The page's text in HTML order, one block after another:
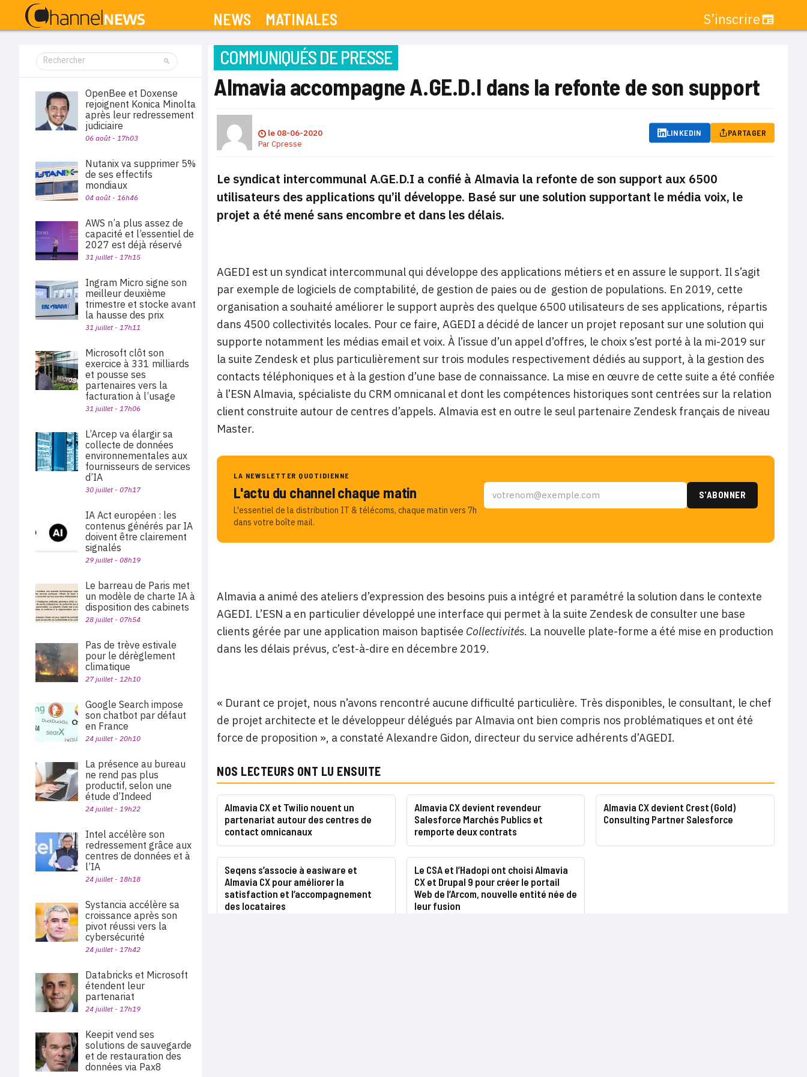
NEWS MATINALES S’inscrire
COMMUNIQUÉS DE PRESSE
Almavia accompagne A.GE.D.I dans la refonte de son support
le 08-06-2020
ParCpresse
LINKEDIN PARTAGER
Le syndicat intercommunal A.GE.D.I a confié à Almavia la refonte de son support aux 6500
utilisateurs des applications qu’il développe. Basé sur une solution supportant le média voix, le
projet a été mené sans encombre et dans les délais.
AGEDI est un syndicat intercommunal qui développe des applications métiers et en assure le support. Il s’agit
par exemple de logiciels de comptabilité, de gestion de paies ou de gestion de populations. En 2019, cette
organisation a souhaité améliorer le support auprès des quelque 6500 utilisateurs de ses applications, répartis
dans 4500 collectivités locales. Pour ce faire, AGEDI a décidé de lancer un projet reposant sur une solution qui
supporte notamment les médias email et voix. À l’issue d’un appel d’offres, le choix s’est porté à la mi-2019 sur
la suite Zendesk et plus particulièrement sur trois modules respectivement dédiés au support, à la gestion des
contacts téléphoniques et à la gestion d’une base de connaissance. La mise en œuvre de cette suite a été confiée
à l’ESN Almavia, spécialiste du CRM omnicanal et dont les compétences historiques sont centrées sur la relation
client construite autour de centres d’appels. Almavia est en outre le seul partenaire Zendesk français de niveau
Master.
LA NEWSLETTER QUOTIDIENNE
L'actu du channel chaque matin
L'essentiel de la distribution IT & télécoms, chaque matin vers 7h
dans votre boîte mail.
Almavia a animé des ateliers d’expression des besoins puis a intégré et paramétré la solution dans le contexte
AGEDI. L’ESN a en particulier développé une interface qui permet à la suite Zendesk de consulter une base
clients gérée par une application maison baptisée Collectivités. La nouvelle plate-forme a été mise en production
dans les délais prévus, c’est-à-dire en décembre 2019.
« Durant ce projet, nous n’avons rencontré aucune difficulté particulière. Très disponibles, le consultant, le chef
de projet architecte et le développeur délégués par Almavia ont bien compris nos problématiques et ont été
force de proposition », a constaté Alexandre Gidon, directeur du service adhérents d’AGEDI.
NOS LECTEURS ONT LU ENSUITE
Almavia CX et Twilio nouent un
partenariat autour des centres de
contact omnicanaux
Almavia CX devient revendeur
Salesforce Marchés Publics et
remporte deux contrats
Almavia CX devient Crest (Gold)
Consulting Partner Salesforce
Seqens s’associe à easiware et
Almavia CX pour améliorer la
satisfaction et l’accompagnement
des locataires
Le CSA et l’Hadopi ont choisi Almavia
CX et Drupal 9 pour créer le portail
Web de l’Arcom, nouvelle entité née de
leur fusion
OpenBee et Doxense
rejoignent Konica Minolta
après leur redressement
judiciaire
06 août - 17h03
Nutanix va supprimer 5%
de ses effectifs
mondiaux
04 août - 16h46
AWS n’a plus assez de
capacité et l’essentiel de
2027 est déjà réservé
31 juillet - 17h15
Ingram Micro signe son
meilleur deuxième
trimestre et stocke avant
la hausse des prix
31 juillet - 17h11
Microsoft clôt son
exercice à 331 milliards
et pousse ses
partenaires vers la
facturation à l’usage
31 juillet - 17h06
L’Arcep va élargir sa
collecte de données
environnementales aux
fournisseurs de services
d’IA
30 juillet - 07h17
IA Act européen : les
contenus générés par IA
doivent être clairement
signalés
29 juillet - 08h19
Le barreau de Paris met
un modèle de charte IA à
disposition des cabinets
28 juillet - 07h54
Pas de trève estivale
pour le dérèglement
climatique
27 juillet - 12h10
Google Search impose
son chatbot par défaut
en France
24 juillet - 20h10
La présence au bureau
ne rend pas plus
productif, selon une
étude d’Indeed
24 juillet - 19h22
Intel accélère son
redressement grâce aux
centres de données et à
l’IA
24 juillet - 18h18
Systancia accélère sa
croissance après son
pivot réussi vers la
cybersécurité
24 juillet - 17h42
Databricks et Microsoft
étendent leur
partenariat
24 juillet - 17h19
Keepit vend ses
solutions de sauvegarde
et de restauration des
données via Pax8